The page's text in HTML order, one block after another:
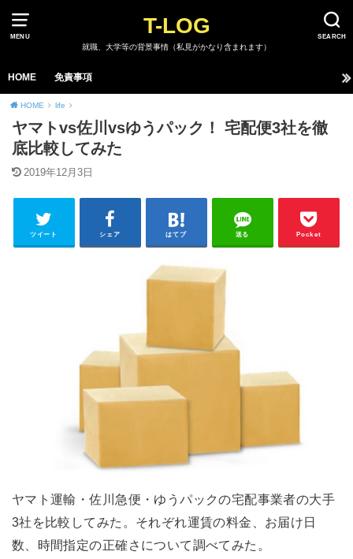
MENU SEARCH
T-LOG
就職、大学等の背景事情（私見がかなり含まれます）
HOME 免責事項
HOME life
ヤマトvs佐川vsゆうパック！ 宅配便3社を徹
底比較してみた
2019年12月3日
ツイート シェア はてブ 送る Pocket
ヤマト運輸・佐川急便・ゆうパックの宅配事業者の大手
3社を比較してみた。それぞれ運賃の料金、お届け日
数、時間指定の正確さについて調べてみた。